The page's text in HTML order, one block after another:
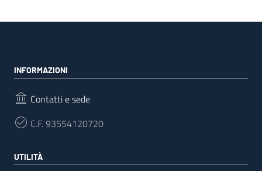
INFORMAZIONI
Contatti e sede
C.F.93554120720
UTILITÀ